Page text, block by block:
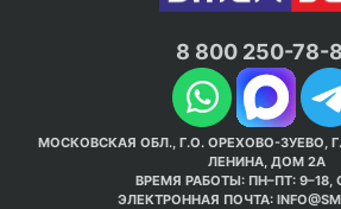
8 800 250-78-
МОСКОВСКАЯ ОБЛ., Г.О. ОРЕХОВО-ЗУЕВО,
ЛЕНИНА, ДОМ 2А
ВРЕМЯ РАБОТЫ: ПН–ПТ: 9–18,
ЭЛЕКТРОННАЯ ПОЧТА: